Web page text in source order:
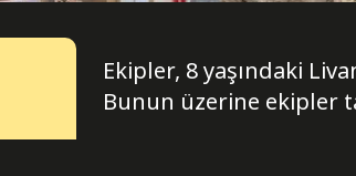
Ekipler, 8 yaşındaki
Bunun üzerine ekipler